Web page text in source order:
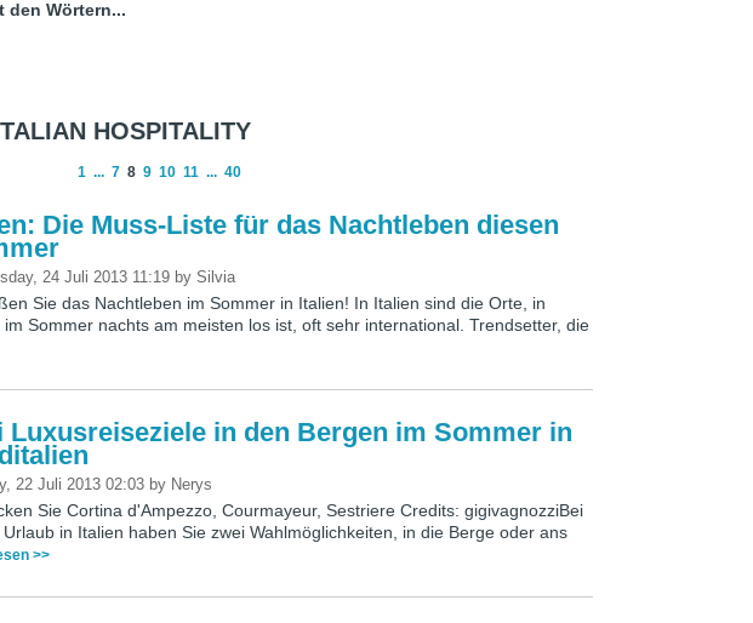
den Wörtern...
HOSPITALITY
1 ... 7 8 9 10 11 ... 40
Die Muss-Liste für das Nachtleben diesen
24 Juli 2013 11:19 bySilvia
Sie das Nachtleben im Sommer in Italien! In Italien sind die Orte, in
im Sommer nachts am meisten los ist, oft sehr international. Trendsetter, die
Luxusreiseziele in den Bergen im Sommer in
22 Juli 2013 02:03 by Nerys
Sie Cortina d'Ampezzo, Courmayeur, Sestriere Credits: gigivagnozziBei
in Italien haben Sie zwei Wahlmöglichkeiten, in die Berge oder ans
>>